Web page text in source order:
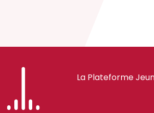
La Plateforme